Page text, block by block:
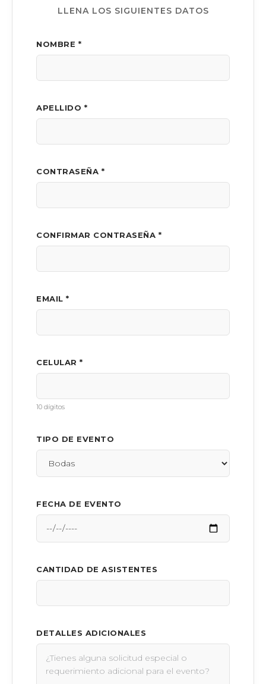
LLENA LOS SIGUIENTES DATOS
NOMBRE *
APELLIDO *
CONTRASEÑA *
CONFIRMAR CONTRASEÑA *
EMAIL *
CELULAR *
10 dígitos
TIPO DE EVENTO
FECHA DE EVENTO
CANTIDAD DE ASISTENTES
DETALLES ADICIONALES